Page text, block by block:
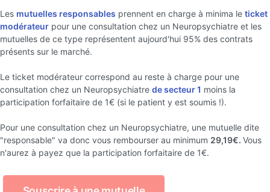
Les mutuelles responsables prennent en charge à minima le ticket
modérateur pour une consultation chez un Neuropsychiatre et les
mutuelles de ce type représentent aujourd'hui 95% des contrats
présents sur le marché.
Le ticket modérateur correspond au reste à charge pour une
consultation chez un Neuropsychiatre de secteur 1 moins la
participation forfaitaire de 1€ (si le patient y est soumis !).
Pour une consultation chez un Neuropsychiatre, une mutuelle dite
"responsable" va donc vous rembourser au minimum 29,19€. Vous
n'aurez à payez que la participation forfaitaire de 1€.